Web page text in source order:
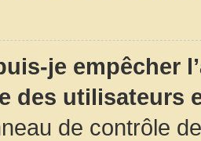
je empêcher
des utilisateurs
de contrôle